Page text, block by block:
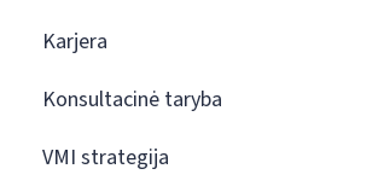
Karjera
Konsultacinė taryba
VMI strategija